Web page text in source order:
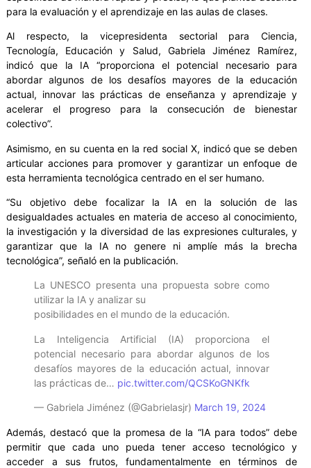
para la evaluación y el aprendizaje en las aulas de clases.
Al respecto, la vicepresidenta sectorial para Ciencia,
Tecnología, Educación y Salud, Gabriela Jiménez Ramírez,
indicó que la IA “proporciona el potencial necesario para
abordar algunos de los desafíos mayores de la educación
actual, innovar las prácticas de enseñanza y aprendizaje y
acelerar el progreso para la consecución de bienestar
colectivo”.
Asimismo, en su cuenta en la red social X, indicó que se deben
articular acciones para promover y garantizar un enfoque de
esta herramienta tecnológica centrado en el ser humano.
“Su objetivo debe focalizar la IA en la solución de las
desigualdades actuales en materia de acceso al conocimiento,
la investigación y la diversidad de las expresiones culturales, y
garantizar que la IA no genere ni amplíe más la brecha
tecnológica”, señaló en la publicación.
La UNESCO presenta una propuesta sobre como
utilizar la IA y analizar su
posibilidades en el mundo de la educación.
La Inteligencia Artificial (IA) proporciona el
potencial necesario para abordar algunos de los
desafíos mayores de la educación actual, innovar
las prácticas de… pic.twitter.com/QCSKoGNKfk
— Gabriela Jiménez (@Gabrielasjr) March 19, 2024
Además, destacó que la promesa de la “IA para todos” debe
permitir que cada uno pueda tener acceso tecnológico y
acceder a sus frutos, fundamentalmente en términos de